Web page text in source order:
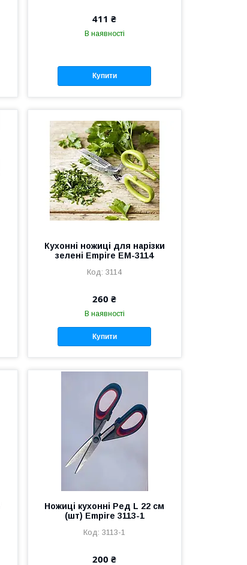
411 ₴
В наявності
Купити
Кухонні ножиці для нарізки
зелені Empire EM-3114
3114
260 ₴
В наявності
Купити
Ножиці кухонні Ред L 22 см
(шт) Empire 3113-1
3113-1
200 ₴